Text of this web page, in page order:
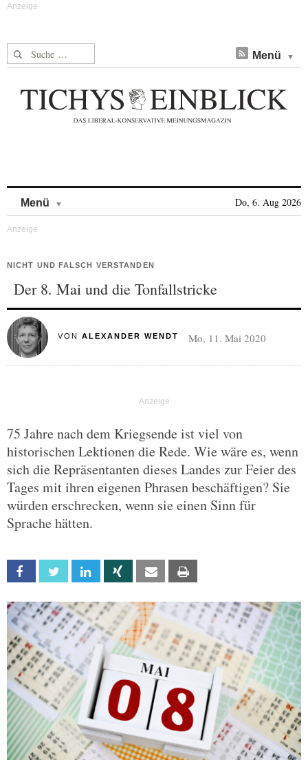
Suche nach: Menü
Menü Do, 6. Aug 2026
NICHT UND FALSCH VERSTANDEN
Der 8. Mai und die Tonfallstricke
VON ALEXANDER WENDT Mo, 11. Mai 2020
75 Jahre nach dem Kriegsende ist viel von
historischen Lektionen die Rede. Wie wäre es, wenn
sich die Repräsentanten dieses Landes zur Feier des
Tages mit ihren eigenen Phrasen beschäftigen? Sie
würden erschrecken, wenn sie einen Sinn für
Sprache hätten.
Facebook Twitter Linkedin Xing Email